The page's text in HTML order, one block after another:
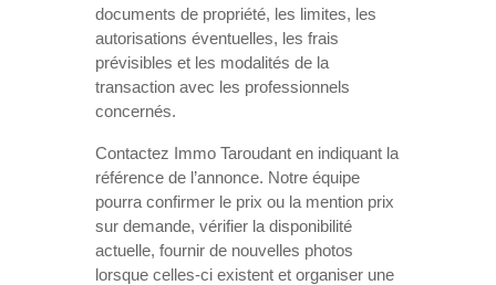
documents de propriété, les limites, les
autorisations éventuelles, les frais
prévisibles et les modalités de la
transaction avec les professionnels
concernés.
Contactez Immo Taroudant en indiquant la
référence de l’annonce. Notre équipe
pourra confirmer le prix ou la mention prix
sur demande, vérifier la disponibilité
actuelle, fournir de nouvelles photos
lorsque celles-ci existent et organiser une